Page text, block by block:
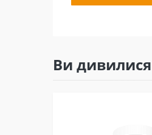
Ви дивилися